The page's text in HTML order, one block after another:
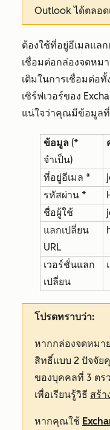
Outlook ได้ตลอด
ต้องใช้ที่อยู่อีเมลแล
เชื่อมต่อกล่องจดหม
เติมในการเชื่อมต่อ
เซิร์ฟเวอร์ของ
แน่ใจว่าคุณมีข้อมูลที่
ข้อมูล (*
จำเป็น)
ที่อยู่อีเมล *
รหัสผ่าน *
ชื่อผู้ใช้
แลกเปลี่ยน
URL
เวอร์ชั่นแลก
เปลี่ยน
โปรดทราบว่า:
หากกล่องจดหมา
สิทธิ์แบบ 2 ปัจจั
ของบุคคลที่ 3 ตร
เพื่อเรียนรู้วิธี สร้
หากคุณใช้